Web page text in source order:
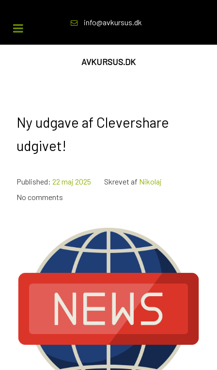
info@avkursus.dk
AVKURSUS.DK
Ny udgave af Clevershare
udgivet!
Published: 22 maj 2025 Skrevet af Nikolaj
No comments